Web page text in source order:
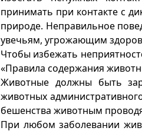
принимать при контакте с
природе. Неправильное
увечьям, угрожающим
Чтобы избежать
«Правила содержания
Животные должны быть
животных
бешенства животным
При любом заболевании